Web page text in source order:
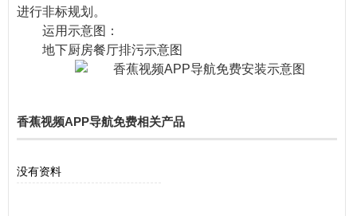
进行非标规划。
运用示意图：
地下厨房餐厅排污示意图
香蕉视频APP导航免费相关产品
没有资料